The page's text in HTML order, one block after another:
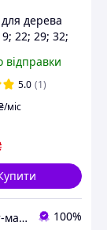
дерева
22; 29; 32;
відправки
5.0 (1)
/міс
Інтернет-магазин інструментів "R-Tools" 100%